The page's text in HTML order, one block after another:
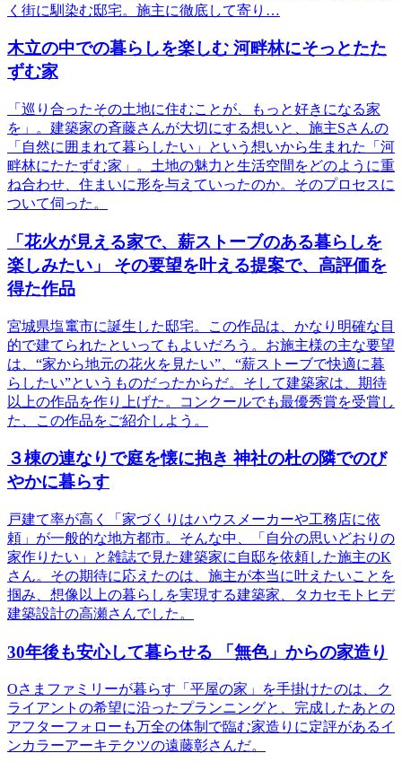
く街に馴染む邸宅。施主に徹底して寄り…
木立の中での暮らしを楽しむ 河畔林にそっとたた
ずむ家
「巡り合ったその土地に住むことが、もっと好きになる家
を」。建築家の斉藤さんが大切にする想いと、施主Sさんの
「自然に囲まれて暮らしたい」という想いから生まれた「河
畔林にたたずむ家」。土地の魅力と生活空間をどのように重
ね合わせ、住まいに形を与えていったのか。そのプロセスに
ついて伺った。
「花火が見える家で、薪ストーブのある暮らしを
楽しみたい」 その要望を叶える提案で、高評価を
得た作品
宮城県塩竃市に誕生した邸宅。この作品は、かなり明確な目
的で建てられたといってもよいだろう。お施主様の主な要望
は、“家から地元の花火を見たい”、“薪ストーブで快適に暮
らしたい”というものだったからだ。そして建築家は、期待
以上の作品を作り上げた。コンクールでも最優秀賞を受賞し
た、この作品をご紹介しよう。
３棟の連なりで庭を懐に抱き 神社の杜の隣でのび
やかに暮らす
戸建て率が高く「家づくりはハウスメーカーや工務店に依
頼」が一般的な地方都市。そんな中、「自分の思いどおりの
家作りたい」と雑誌で見た建築家に自邸を依頼した施主のK
さん。その期待に応えたのは、施主が本当に叶えたいことを
掴み、想像以上の暮らしを実現する建築家、タカセモトヒデ
建築設計の高瀬さんでした。
30年後も安心して暮らせる 「無色」からの家造り
Oさまファミリーが暮らす「平屋の家」を手掛けたのは、ク
ライアントの希望に沿ったプランニングと、完成したあとの
アフターフォローも万全の体制で臨む家造りに定評があるイ
ンカラーアーキテクツの遠藤彰さんだ。